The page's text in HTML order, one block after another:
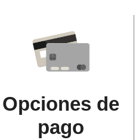
Opciones de
pago